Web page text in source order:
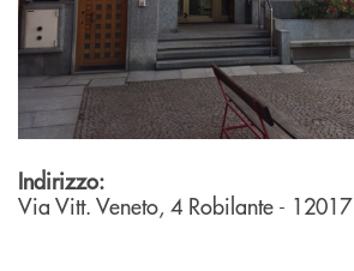
Indirizzo:
Via Vitt. Veneto, 4 Robilante - 12017